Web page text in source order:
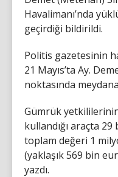
Havalimanı’nda
geçirdiği bildirildi.
Politis gazetesinin
21 Mayıs’ta Ay.
noktasında
Gümrük
kullandığı araçta
toplam değeri 1
(yaklaşık 569 bin
yazdı.